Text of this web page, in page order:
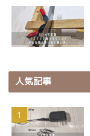
人気記事